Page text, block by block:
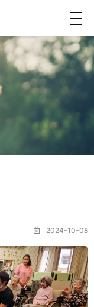
メ
ュ
ー
2024-10-08